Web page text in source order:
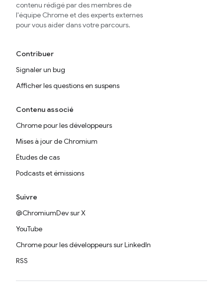
contenu rédigé par des membres de
l'équipe Chrome et des experts externes
pour vous aider dans votre parcours.
Contribuer
Signaler un bug
Afficher les questions en suspens
Contenu associé
Chrome pour les développeurs
Mises à jour de Chromium
Études de cas
Podcasts et émissions
Suivre
@ChromiumDev sur X
YouTube
Chrome pour les développeurs sur LinkedIn
RSS